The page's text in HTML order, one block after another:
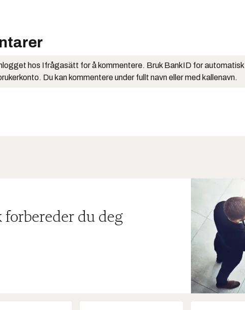
hos Ifrågasätt for å kommentere. Bruk BankID for automatisk
Du kan kommentere under fullt navn eller med kallenavn.
forbereder du deg